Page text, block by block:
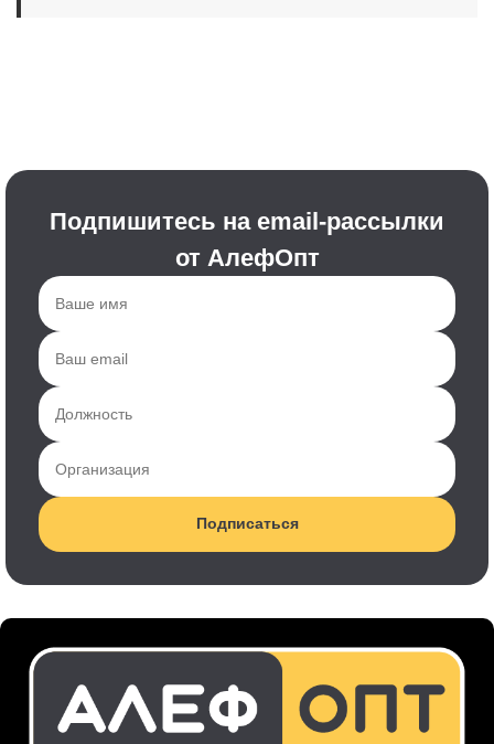
Подпишитесь на email-рассылки
от АлефОпт
Подписаться